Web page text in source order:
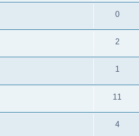
0
2
1
11
4